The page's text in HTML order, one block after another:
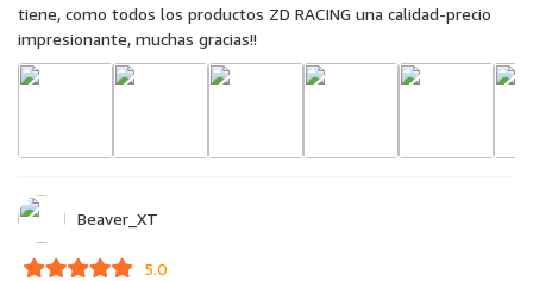
tiene, como todos los productos ZD RACING una calidad-precio
impresionante, muchas gracias!!
Beaver_XT
5.0